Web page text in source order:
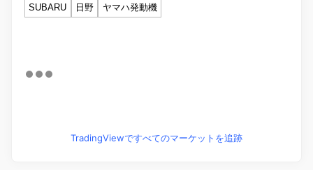
SUBARU
日野 ヤマハ発動機
TradingViewですべてのマーケットを追跡